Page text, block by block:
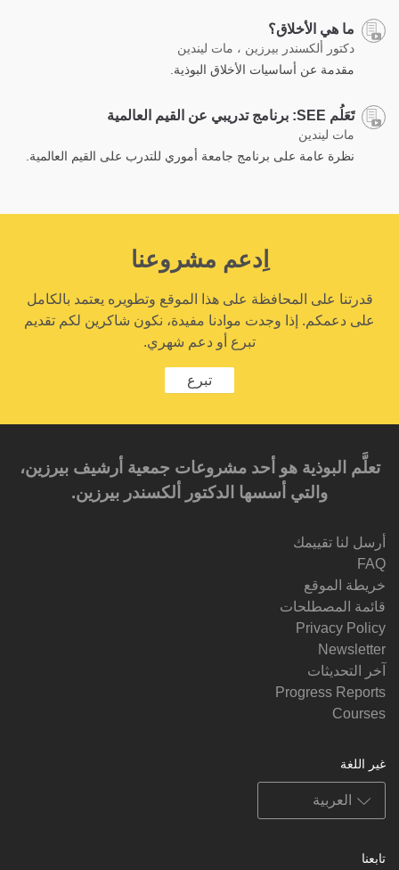
ما هي الأخلاق؟
دكتور ألكسندر بيرزين ، مات ليندين
مقدمة عن أساسيات الأخلاق البوذية.
تَعَلُم SEE: برنامج تدريبي عن القيم العالمية
مات ليندين
نظرة عامة على برنامج جامعة أموري للتدرب على القيم العالمية.
اِدعم مشروعنا
قدرتنا على المحافظة على هذا الموقع وتطويره يعتمد بالكامل
على دعمكم. إذا وجدت موادنا مفيدة، نكون شاكرين لكم تقديم
تبرع أو دعم شهري.
تبرع
تعلَّم البوذية هو أحد مشروعات جمعية أرشيف بيرزين،
والتي أسسها الدكتور ألكسندر بيرزين.‎‎
أرسل لنا تقييمك
FAQ
خريطة الموقع
قائمة المصطلحات
Privacy Policy
Newsletter
آخر التحديثات
Progress Reports
Courses
غير اللغة
تابعنا